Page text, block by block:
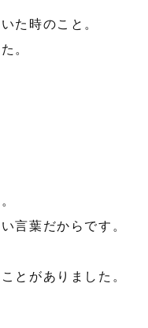
た時のこと。
。
言葉だからです。
とがありました。